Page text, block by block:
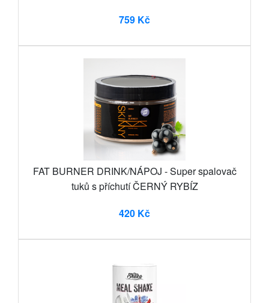
759 Kč
FAT BURNER DRINK/NÁPOJ - Super spalovač
tuků s příchutí ČERNÝ RYBÍZ
420 Kč